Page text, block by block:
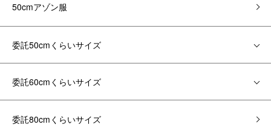
50cmアゾン服
委託50cmくらいサイズ
委託60cmくらいサイズ
委託80cmくらいサイズ